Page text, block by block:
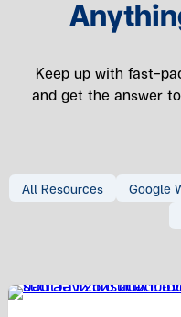
Keep up with fast-
and get the answer
All Resources Google